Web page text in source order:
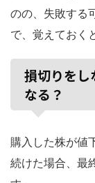
のの、失敗する
で、覚えておく
損切りをし
なる？
購入した株が値
続けた場合、最